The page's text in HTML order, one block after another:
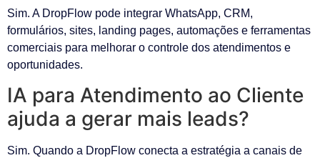
Sim. A DropFlow pode integrar WhatsApp, CRM,
formulários, sites, landing pages, automações e ferramentas
comerciais para melhorar o controle dos atendimentos e
oportunidades.
IA para Atendimento ao Cliente
ajuda a gerar mais leads?
Sim. Quando a DropFlow conecta a estratégia a canais de